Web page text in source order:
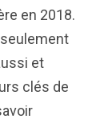
en 2018.
et
clés de